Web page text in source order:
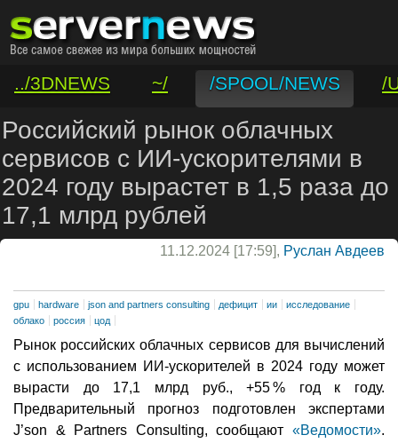
../3DNEWS ~/ /SPOOL/NEWS
/
/VAR/CONTACT
Российский рынок облачных
сервисов с ИИ-ускорителями в
2024 году вырастет в 1,5 раза до
17,1 млрд рублей
11.12.2024 [17:59], Руслан Авдеев
gpu hardware json and partners consulting дефицит ии
исследование
облако
россия цод
Рынок российских облачных сервисов для вычислений
с использованием ИИ-ускорителей в 2024 году может
вырасти до 17,1 млрд руб., +55 % год к году.
Предварительный прогноз подготовлен экспертами
J’son & Partners Consulting, сообщают «Ведомости».